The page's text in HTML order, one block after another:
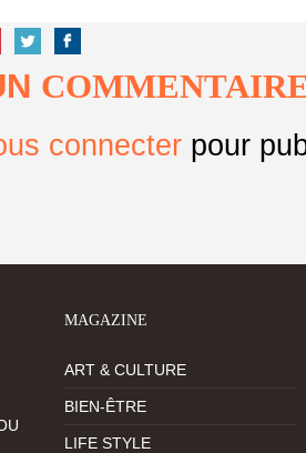
connecter pour
MAGAZINE
ART & CULTURE
BIEN-ÊTRE
LIFE STYLE